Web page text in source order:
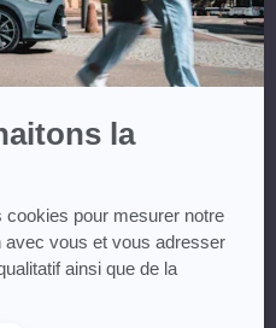
la
cookies pour mesurer notre
avec vous et vous adresser
ainsi que de la